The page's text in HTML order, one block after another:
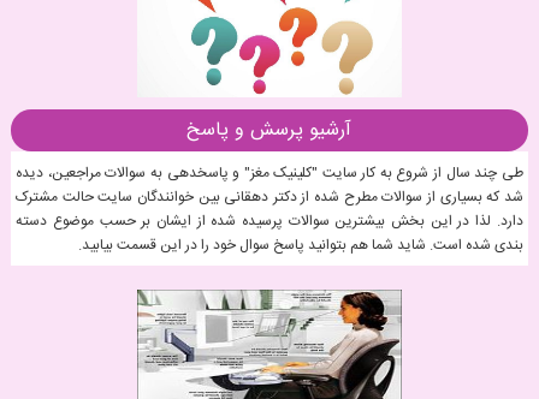
آرشیو پرسش و پاسخ
طی چند سال از شروع به کار سایت "کلینیک مغز" و پاسخدهی به سوالات مراجعین، دیده
شد که بسیاری از سوالات مطرح شده از دکتر دهقانی بین خوانندگان سایت حالت مشترک
دارد. لذا در این بخش بیشترین سوالات پرسیده شده از ایشان بر حسب موضوع دسته
بندی شده است. شاید شما هم بتوانید پاسخ سوال خود را در این قسمت بیابید.